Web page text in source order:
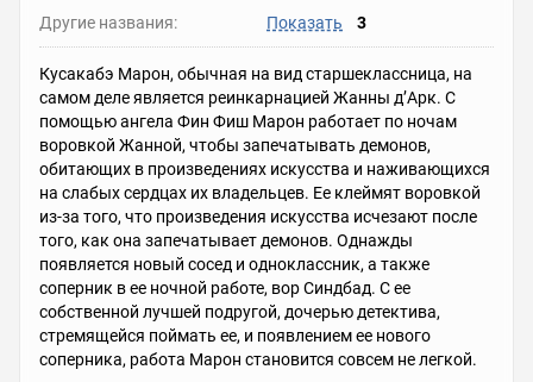
Другие названия:
Показать 3
Кусакабэ Марон, обычная на вид старшеклассница, на
самом деле является реинкарнацией Жанны д’Арк. С
помощью ангела Фин Фиш Марон работает по ночам
воровкой Жанной, чтобы запечатывать демонов,
обитающих в произведениях искусства и наживающихся
на слабых сердцах их владельцев. Ее клеймят воровкой
из-за того, что произведения искусства исчезают после
того, как она запечатывает демонов. Однажды
появляется новый сосед и одноклассник, а также
соперник в ее ночной работе, вор Синдбад. С ее
собственной лучшей подругой, дочерью детектива,
стремящейся поймать ее, и появлением ее нового
соперника, работа Марон становится совсем не легкой.